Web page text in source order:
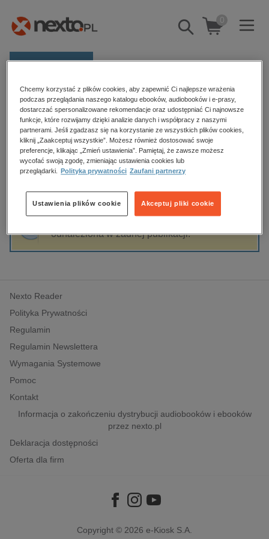
Pokaż/schowaj
wyszukiwarkę
0
E-prasa
Kategorie
Zobacz wszystkie E-prasa
budownictwo, aranżacja wnętrz
biznesowe, branżowe, gospodarka
edukacja
hobby, sport, rozrywka
komputery, internet, technologie, informatyka
polityka, społeczno-informacyjne
psychologiczne
inne
popularno-naukowe
historia
Strona główna Bartosz Turno
Bartosz Turno
Sortowanie Filtrowanie
odnaleziona w żadnej publikacji.
Nexto Reader
Polityka Prywatności
Regulamin
Regulamin Newslettera
Wymagania Systemowe
Pomoc
Kontakt
Informacja o zakończeniu dystrybucji audiobooków i ebooków
przez nexto.pl
Deklaracja dostępności
Oferta dla firm
Copyright © 2026 e-Kiosk S.A.
Chcemy korzystać z plików cookies, aby zapewnić Ci najlepsze wrażenia
podczas przeglądania naszego katalogu ebooków, audiobooków i e-prasy,
dostarczać spersonalizowane rekomendacje oraz udostępniać Ci najnowsze
funkcje, które rozwijamy dzięki analizie danych i współpracy z naszymi
partnerami. Jeśli zgadzasz się na korzystanie ze wszystkich plików cookies,
kliknij „Zaakceptuj wszystkie”. Możesz również dostosować swoje
preferencje, klikając „Zmień ustawienia”. Pamiętaj, że zawsze możesz
wycofać swoją zgodę, zmieniając ustawienia cookies lub
przeglądarki.
Polityka prywatności Zaufani partnerzy
Akceptuj pliki cookie
Ustawienia plików cookie